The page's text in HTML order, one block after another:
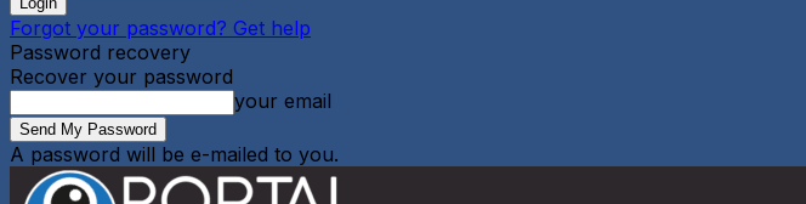
Forgot your password? Get help
Password recovery
Recover your password
your email
A password will be e-mailed to you.